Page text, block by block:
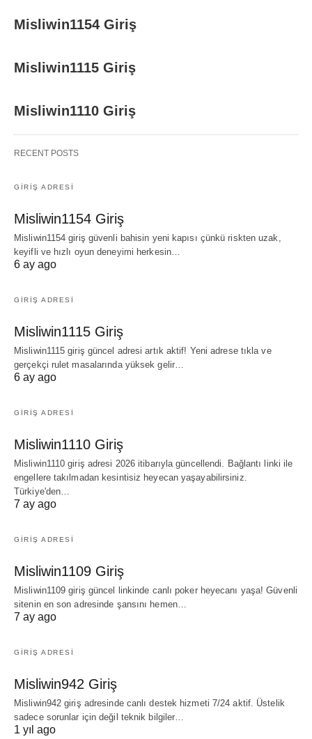
Misliwin1154 Giriş
Misliwin1115 Giriş
Misliwin1110 Giriş
RECENT POSTS
GIRIŞ ADRESI
Misliwin1154 Giriş
Misliwin1154 giriş güvenli bahisin yeni kapısı çünkü riskten uzak,
keyifli ve hızlı oyun deneyimi herkesin…
6 ay ago
GIRIŞ ADRESI
Misliwin1115 Giriş
Misliwin1115 giriş güncel adresi artık aktif! Yeni adrese tıkla ve
gerçekçi rulet masalarında yüksek gelir…
6 ay ago
GIRIŞ ADRESI
Misliwin1110 Giriş
Misliwin1110 giriş adresi 2026 itibarıyla güncellendi. Bağlantı linki ile
engellere takılmadan kesintisiz heyecan yaşayabilirsiniz.
Türkiye'den…
7 ay ago
GIRIŞ ADRESI
Misliwin1109 Giriş
Misliwin1109 giriş güncel linkinde canlı poker heyecanı yaşa! Güvenli
sitenin en son adresinde şansını hemen…
7 ay ago
GIRIŞ ADRESI
Misliwin942 Giriş
Misliwin942 giriş adresinde canlı destek hizmeti 7/24 aktif. Üstelik
sadece sorunlar için değil teknik bilgiler…
1 yıl ago